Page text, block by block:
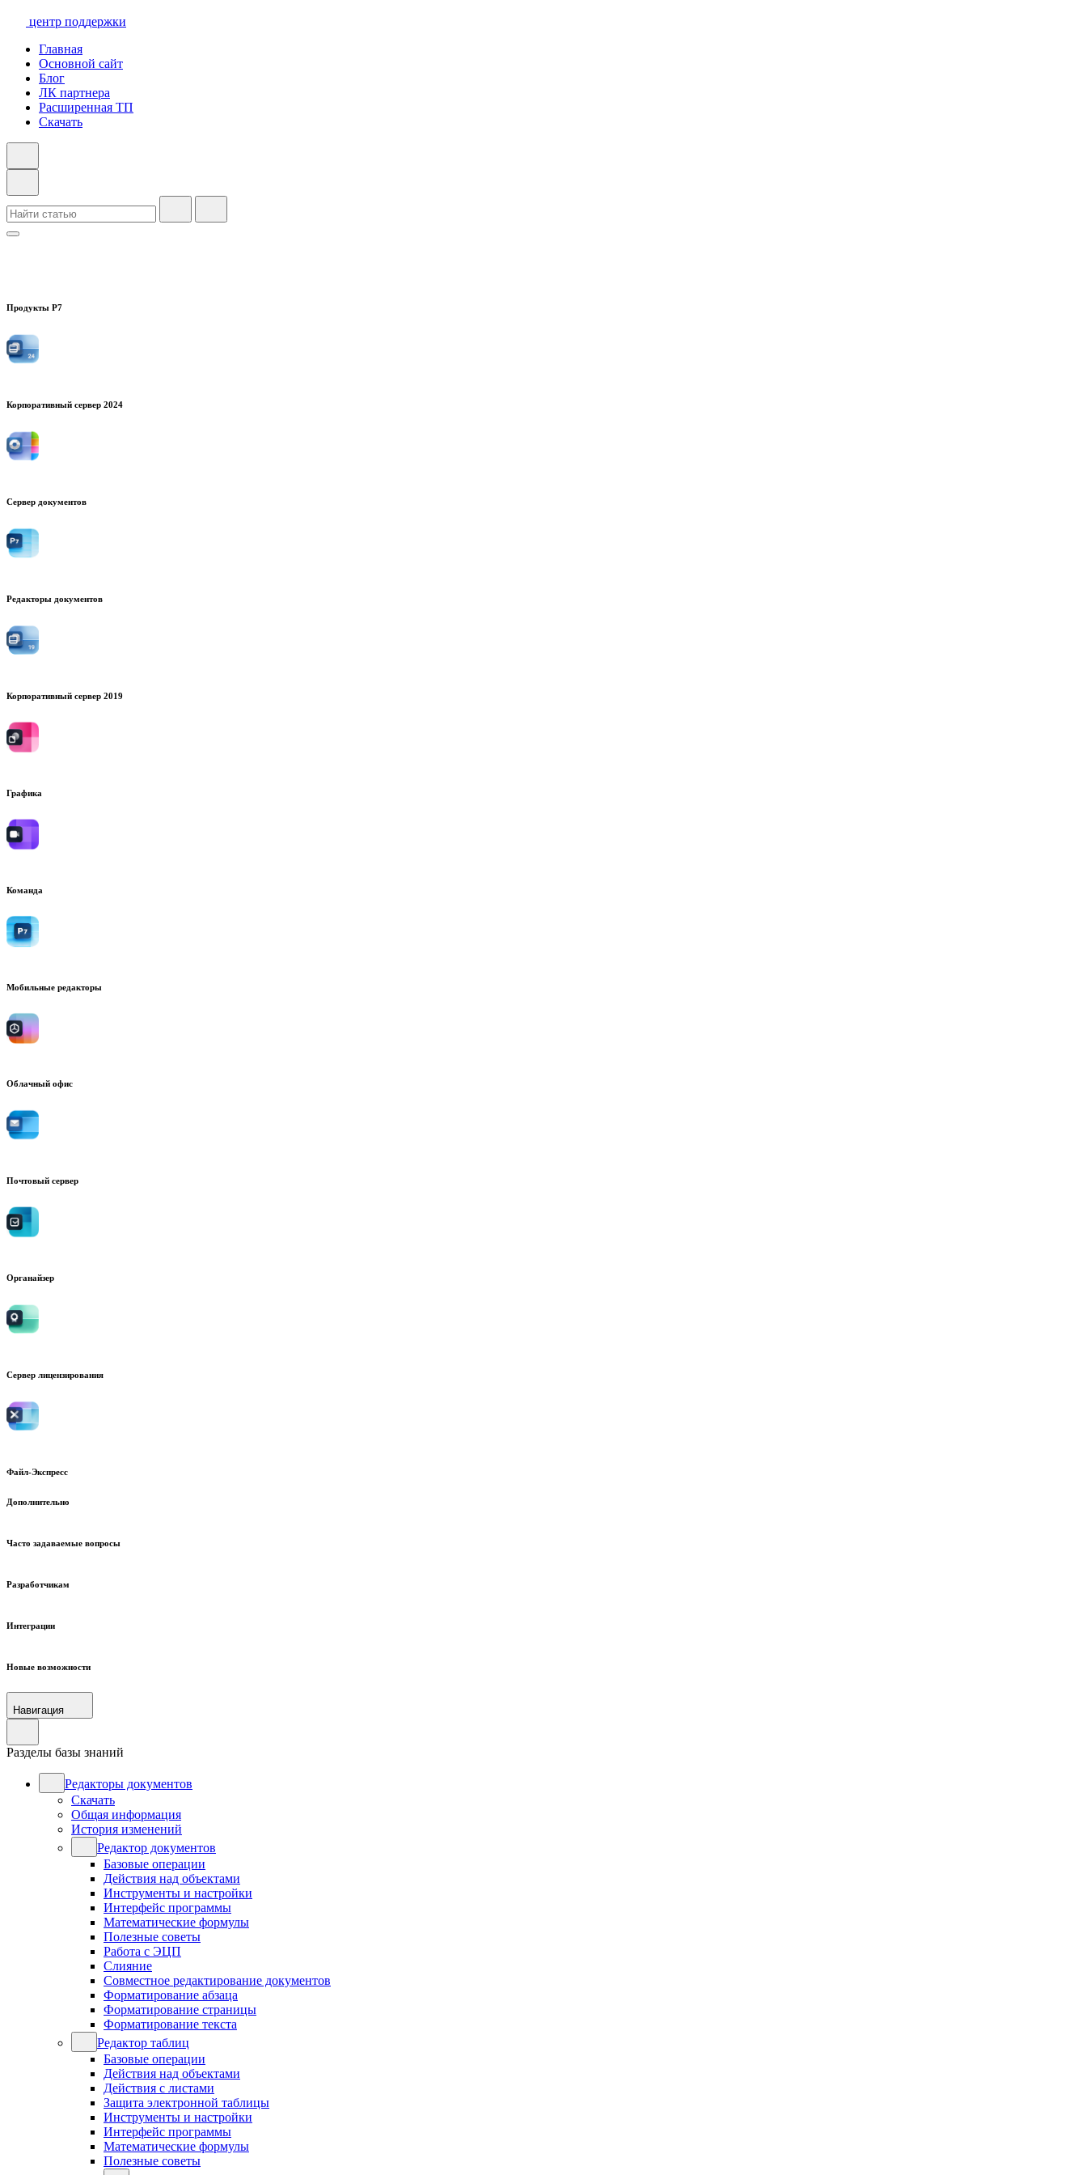
центр поддержки
Главная
Основной сайт
Блог
ЛК партнера
Расширенная ТП
Скачать
Продукты Р7
Корпоративный сервер 2024
Сервер документов
Редакторы документов
Корпоративный сервер 2019
Графика
Команда
Мобильные редакторы
Облачный офис
Почтовый сервер
Органайзер
Сервер лицензирования
Файл-Экспресс
Дополнительно
Часто задаваемые вопросы
Разработчикам
Интеграции
Новые возможности
Навигация
Разделы базы знаний
Редакторы документов
Скачать
Общая информация
История изменений
Редактор документов
Базовые операции
Действия над объектами
Инструменты и настройки
Интерфейс программы
Математические формулы
Полезные советы
Работа с ЭЦП
Слияние
Совместное редактирование документов
Форматирование абзаца
Форматирование страницы
Форматирование текста
Редактор таблиц
Базовые операции
Действия над объектами
Действия с листами
Защита электронной таблицы
Инструменты и настройки
Интерфейс программы
Математические формулы
Полезные советы